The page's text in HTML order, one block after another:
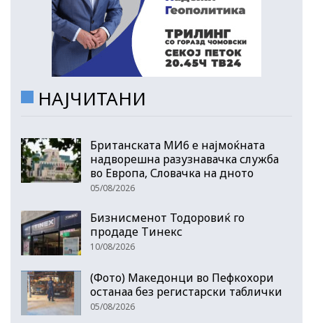
НАЈЧИТАНИ
Британската МИ6 е најмоќната
надворешна разузнавачка служба
во Европа, Словачка на дното
05/08/2026
Бизнисменот Тодоровиќ го
продаде Тинекс
10/08/2026
(Фото) Македонци во Пефкохори
останаа без регистарски таблички
05/08/2026